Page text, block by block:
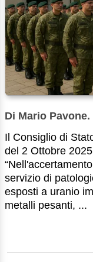
Di Mario Pavone.
Il Consiglio di
del 2 Ottobre
servizio di
esposti a uranio
metalli pesanti, ...